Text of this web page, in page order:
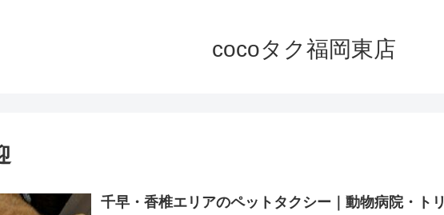
cocoタク福岡東店
千早・香椎エリアのペットタクシー｜動物病院・トリ